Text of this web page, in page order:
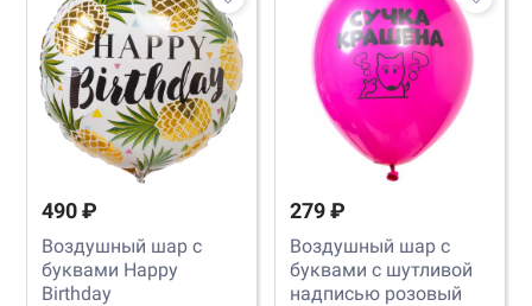
490 ₽
Воздушный шар с
буквами Happy
Birthday
279 ₽
Воздушный шар с
буквами с шутливой
надписью розовый